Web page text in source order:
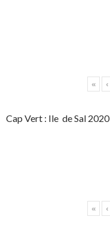
« ‹
Cap Vert : Ile de Sal 2020
« ‹